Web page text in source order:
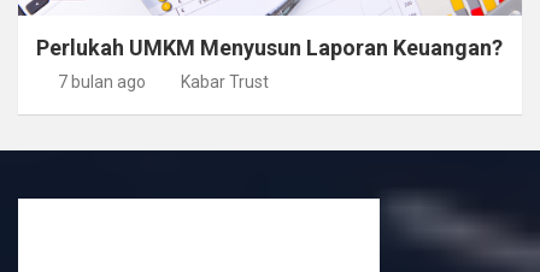
Perlukah UMKM Menyusun Laporan Keuangan?
7 bulan ago Kabar Trust